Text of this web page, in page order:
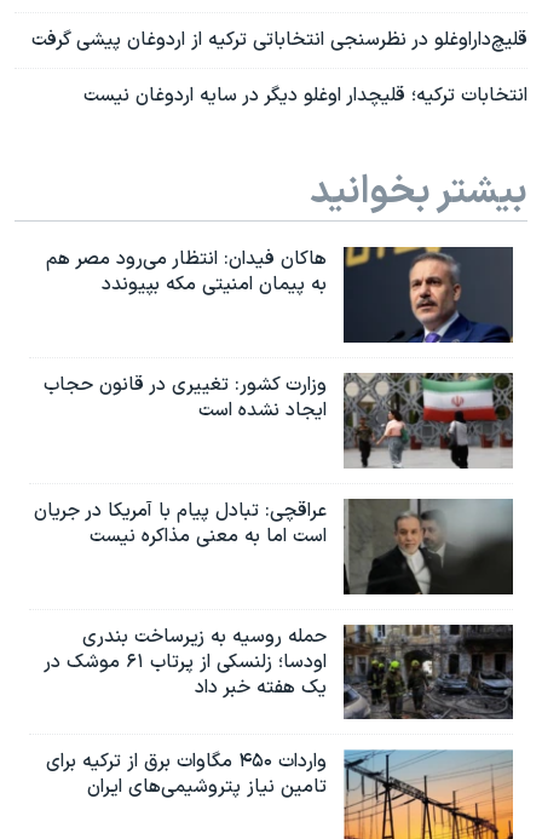
قلیچ‌دار‌اوغلو در نظرسنجی انتخاباتی ترکیه از اردوغان پیشی گرفت
انتخابات ترکیه؛ قلیچدار اوغلو دیگر در سایه اردوغان نیست
بیشتر بخوانید
هاکان فیدان: انتظار می‌رود مصر هم
به پیمان امنیتی مکه بپیوندد
وزارت کشور: تغییری در قانون حجاب
ایجاد نشده است
عراقچی: تبادل پیام با آمریکا در جریان
است اما به معنی مذاکره نیست
حمله روسیه به زیرساخت بندری
اودسا؛ زلنسکی از پرتاب ۶۱ موشک در
یک هفته خبر داد
واردات ۴۵۰ مگاوات برق از ترکیه برای
تامین نیاز پتروشیمی‌های ایران